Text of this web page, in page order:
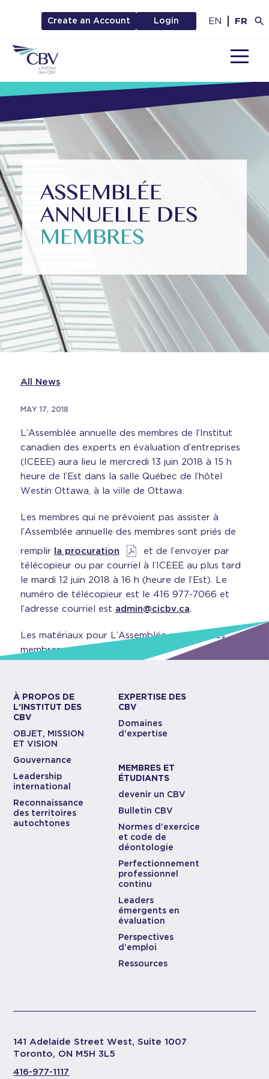
Create an Account Login EN FR
ASSEMBLÉE
ANNUELLE DES
MEMBRES
All News
MAY 17, 2018
L’Assemblée annuelle des membres de l’Institut
canadien des experts en évaluation d’entreprises
(ICEEE) aura lieu le mercredi 13 juin 2018 à 15 h
heure de l’Est dans la salle Québec de l’hôtel
Westin Ottawa, à la ville de Ottawa.
Les membres qui ne prévoient pas assister à
l’Assemblée annuelle des membres sont priés de
remplir la procuration
et de l’envoyer par
télécopieur ou par courriel à l’ICEEE au plus tard
le mardi 12 juin 2018 à 16 h (heure de l’Est). Le
numéro de télécopieur est le 416 977-7066 et
l’adresse courriel est admin@cicbv.ca.
Les matériaux pour L’Assemblée annuelle des
membres estici
À PROPOS DE
L’INSTITUT DES
CBV
OBJET, MISSION
ET VISION
Gouvernance
Leadership
international
Reconnaissance
des territoires
autochtones
EXPERTISE DES
CBV
Domaines
d’expertise
MEMBRES ET
ÉTUDIANTS
devenir un CBV
Bulletin CBV
Normes d’exercice
et code de
déontologie
Perfectionnement
professionnel
continu
Leaders
émergents en
évaluation
Perspectives
d’emploi
Ressources
141 Adelaide Street West, Suite 1007
Toronto, ON M5H 3L5
416-977-1117